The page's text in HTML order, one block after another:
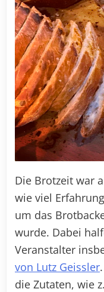
Die Brotzeit war
wie viel
um das
wurde. Dabei
Veranstalter
von Lutz Geissler
die Zutaten, wie